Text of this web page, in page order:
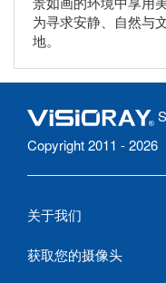
为寻求安静、自然与
地。
Copyright 2011 - 2026
关于我们
获取您的摄像头